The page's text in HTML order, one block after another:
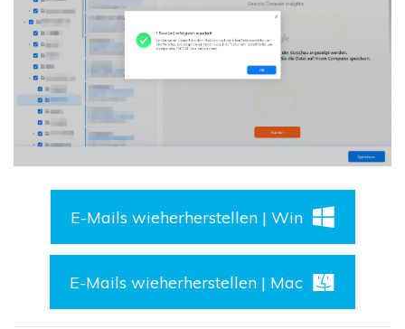
E-Mails wieherherstellen | Win
E-Mails wieherherstellen | Mac